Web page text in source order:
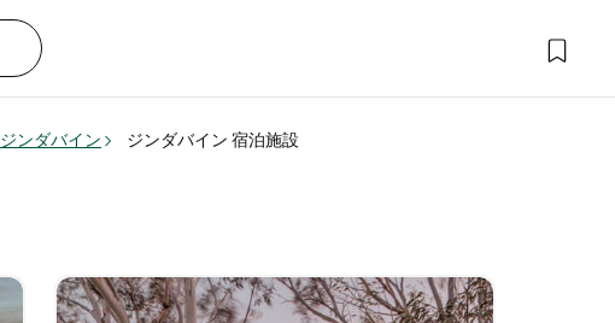
ジンダバイン ジンダバイン 宿泊施設